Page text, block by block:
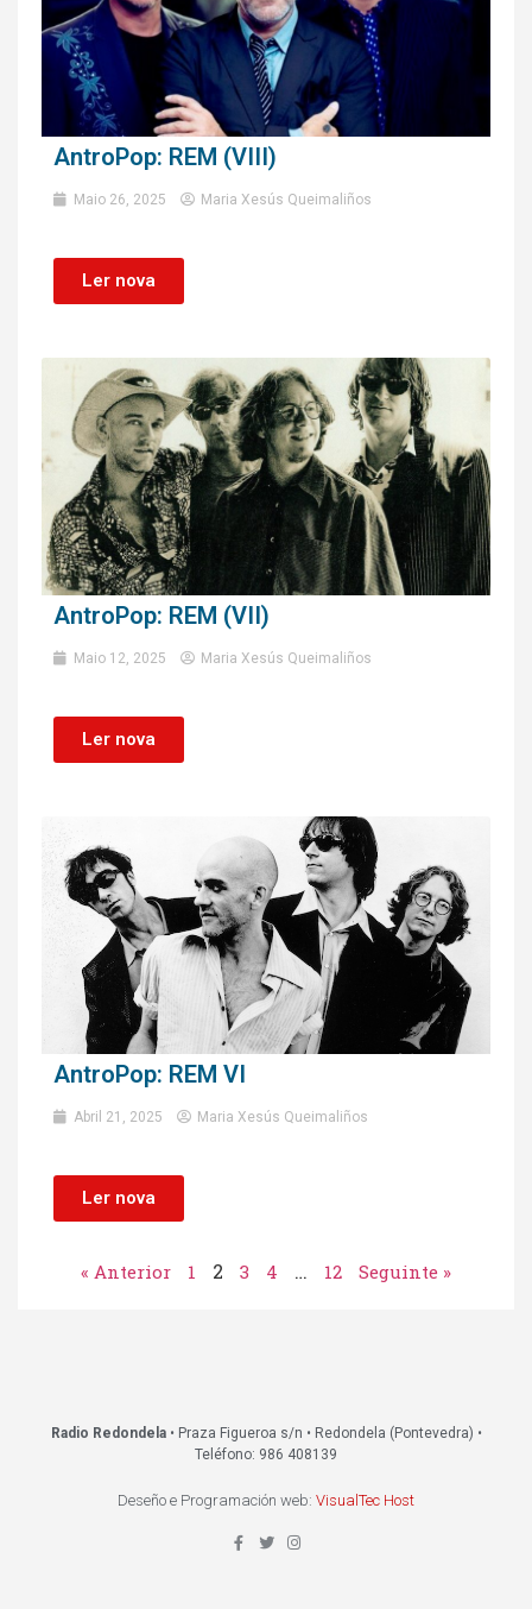
AntroPop: REM (VIII)
Maio 26, 2025 Maria Xesús Queimaliños
Ler nova
AntroPop: REM (VII)
Maio 12, 2025 Maria Xesús Queimaliños
Ler nova
AntroPop: REM VI
Abril 21, 2025 Maria Xesús Queimaliños
Ler nova
« Anterior 1 2 3 4 … 12 Seguinte »
Radio Redondela• Praza Figueroa s/n • Redondela (Pontevedra) •
Teléfono: 986 408139
Deseño e Programación web: VisualTec Host